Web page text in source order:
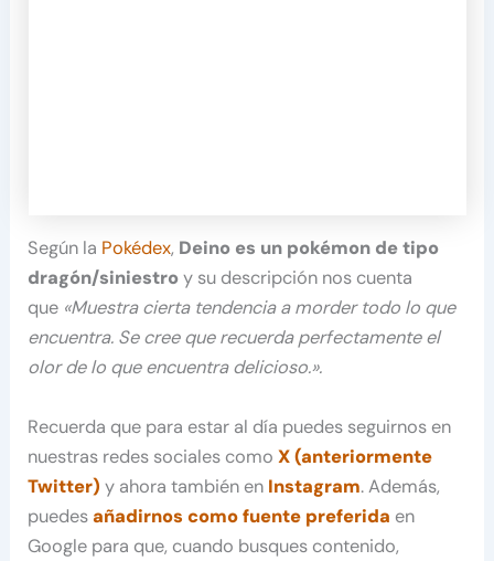
Según la Pokédex, Deino es un pokémon de tipo
dragón/siniestroy su descripción nos cuenta
que «Muestra cierta tendencia a morder todo lo que
encuentra. Se cree que recuerda perfectamente el
olor de lo que encuentra delicioso.».
Recuerda que para estar al día puedes seguirnos en
nuestras redes sociales comoX (anteriormente
Twitter) y ahora también en Instagram. Además,
puedesañadirnos como fuente preferida en
Google para que, cuando busques contenido,